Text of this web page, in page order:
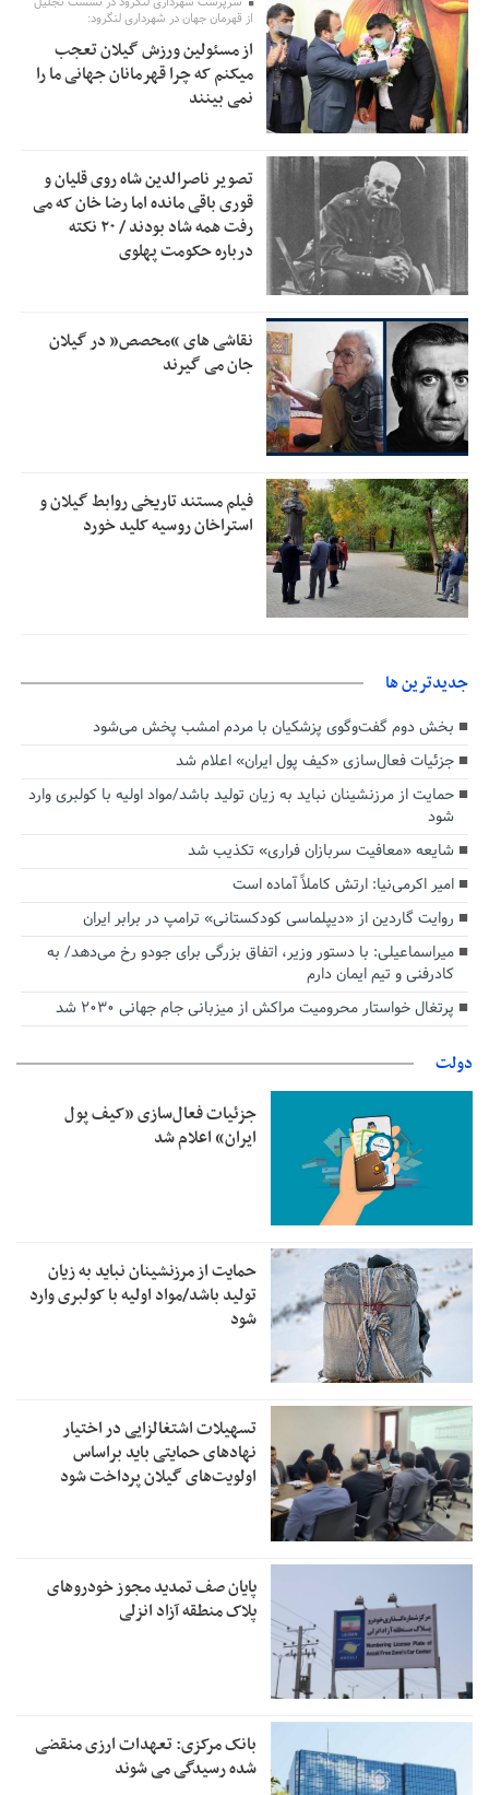
اولویت‌های گیلان پرداخت شود
2:53
زمان جلسه سرنوشت‌ساز هیات رئیسه فدراسیون فوتبال با حضور
قلعه‌نویی مشخص شد
2:50
دفتر رهبر انقلاب: مطالب خارج از مراجع رسمی فاقد سندیت
2:46
بقائی: فضای مذاکرات فنی و سیاسی ایران و عمان درباره تنگه
هرمز، مثبت است
رئیس سازمان جهاد کشاورزی استان: کشاورزان گیلان نسبت به
دریافت یارانه کود اقدام کنند
1:00 تمدید مهلت اظهارنامه‌های مالیاتی سال ۱۴۰۴ تا پایان شهریورماه
از قهرمان جهان در شهرداری لنگرود:
از مسئولین ورزش گیلان تعجب
میکنم که چرا قهرمانان جهانی ما را
نمی بینند
تصویر ناصرالدین شاه روی قلیان و
قوری باقی مانده اما رضا خان که می
رفت همه شاد بودند / ۲۰ نکته
درباره حکومت پهلوی
نقاشی های “محصص” در گیلان
جان می گیرند
فیلم مستند تاریخی روابط گیلان و
استراخان روسیه کلید خورد
جديدترين ها
بخش دوم گفت‌وگوی پزشکیان با مردم امشب پخش می‌شود
جزئیات فعال‌سازی «کیف پول ایران» اعلام شد
حمایت از مرزنشینان نباید به زیان تولید باشد/مواد اولیه با کولبری وارد
شود
شایعه «معافیت سربازان فراری» تکذیب شد
امیر اکرمی‌نیا: ارتش کاملاً آماده است
روایت گاردین از «دیپلماسی کودکستانی» ترامپ در برابر ایران
میراسماعیلی: با دستور وزیر، اتفاق بزرگی برای جودو رخ می‌دهد/ به
کادرفنی و تیم ایمان دارم
پرتغال خواستار محرومیت مراکش از میزبانی جام جهانی ۲۰۳۰ شد
دولت
جزئیات فعال‌سازی «کیف پول
ایران» اعلام شد
حمایت از مرزنشینان نباید به زیان
تولید باشد/مواد اولیه با کولبری وارد
شود
تسهیلات اشتغالزایی در اختیار
نهادهای حمایتی باید براساس
اولویت‌های گیلان پرداخت شود
پایان صف تمدید مجوز خودروهای
پلاک منطقه آزاد انزلی
بانک مرکزی: تعهدات ارزی منقضی
شده رسیدگی می شوند